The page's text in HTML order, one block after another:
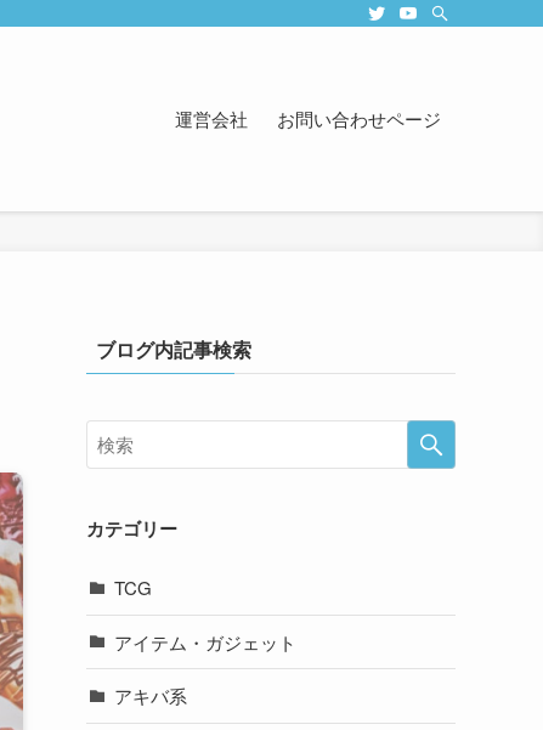
運営会社 お問い合わせページ
ブログ内記事検索
カテゴリー
TCG
アイテム・ガジェット
アキバ系